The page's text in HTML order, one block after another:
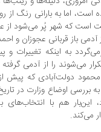
به بارانی رنگ از روی
شهر پُر می‌شود از عجوزک.
باز قربانی عجوزان و احمد
به اینکه تغییرات و
را از آدمی گرفته و رو
که پیش از این
اوضاع وزارت در تاریخ
هم با انتخاب‌های بسیار